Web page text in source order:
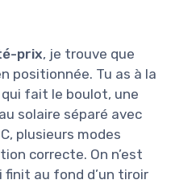
prix, je trouve que
positionnée. Tu as à la
fait le boulot, une
solaire séparé avec
plusieurs modes
correcte. On n’est
finit au fond d’un tiroir